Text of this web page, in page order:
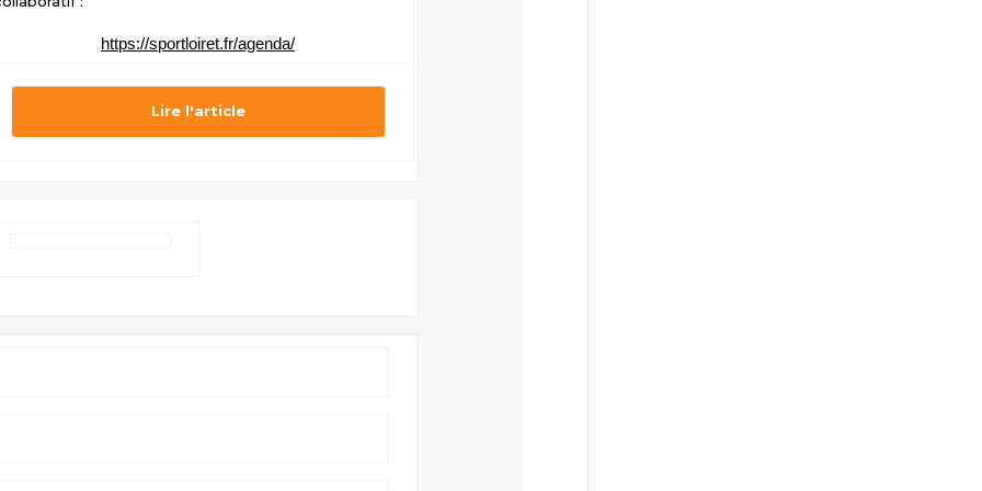
https://sportloiret.fr/agenda/
Lire l'article